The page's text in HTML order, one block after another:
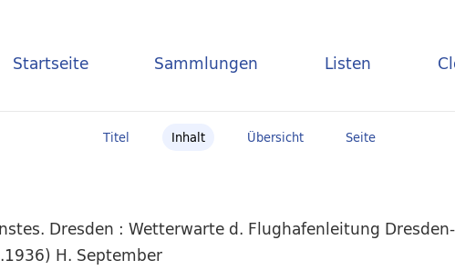
Startseite Sammlungen Listen
Titel Inhalt Übersicht Seite
Dresden : Wetterwarte d. Flughafenleitung
H. September